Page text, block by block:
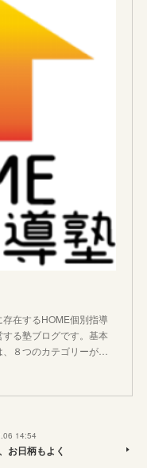
存在するHOME個別指導
る塾ブログです。基本
８つのカテゴリーが…
14:54
お日柄もよく